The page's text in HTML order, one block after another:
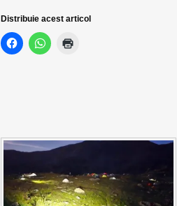
Distribuie acest articol